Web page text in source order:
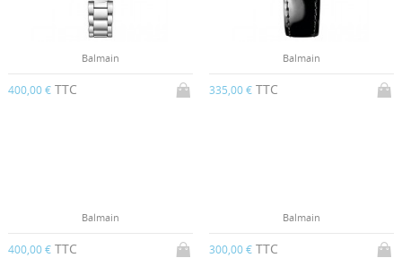
Balmain
400,00 € TTC
Balmain
335,00 € TTC
Balmain
400,00 € TTC
Balmain
300,00 € TTC